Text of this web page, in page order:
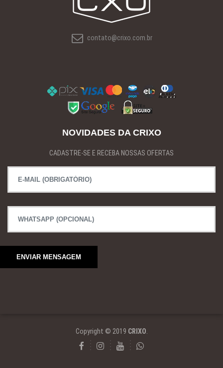
contato@crixo.com.br
NOVIDADES DA CRIXO
CADASTRE-SE E RECEBA NOSSAS OFERTAS
Copyright © 2019 CRIXO